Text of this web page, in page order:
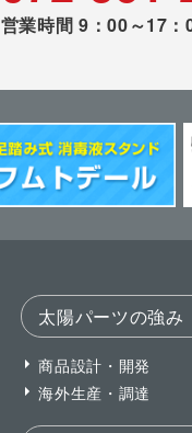
営業時間 9：00～17：
太陽パーツの強み
商品設計・開発
海外生産・調達